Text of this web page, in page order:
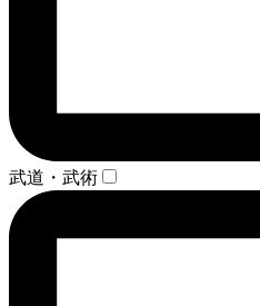
武道・武術